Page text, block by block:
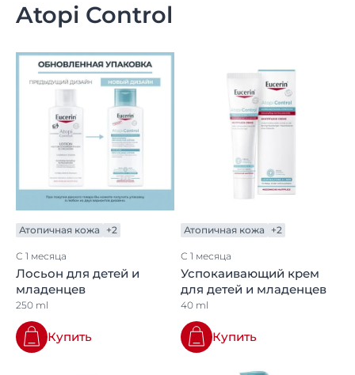
Atopi Control
Атопичная кожа +2
С 1 месяца
Лосьон для детей и
младенцев
250 ml
Купить
Атопичная кожа +2
С 1 месяца
Успокаивающий крем
для детей и младенцев
40 ml
Купить